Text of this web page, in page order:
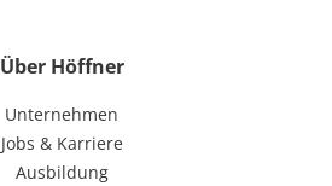
Über Höffner
Unternehmen
Jobs & Karriere
Ausbildung